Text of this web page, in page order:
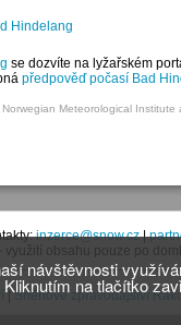
návštěvnosti
na tlačítko
Hindelang
se dozvíte na lyžařském
předpověď počasí Bad
Meteorological Institute
inzerce@snow.cz|
- využití obsahu pouze po
|Sněhové zpravodajství